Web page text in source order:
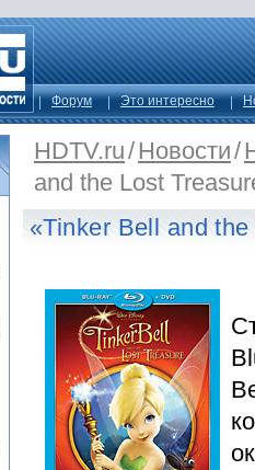
Форум Это интересно
HDTV.ru/Новости/
and the Lost
«Tinker Bell and